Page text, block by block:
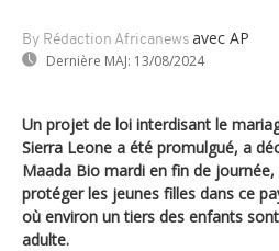
By Rédaction Africanews avec AP
Dernière MAJ: 13/08/2024
Un projet de loi interdisant le
Sierra Leone a été promulgué, a
Maada Bio mardi en fin de
protéger les jeunes filles dans ce
où environ un tiers des enfants
adulte.